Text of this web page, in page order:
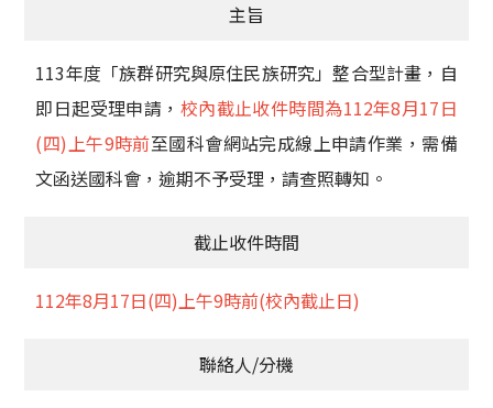
活動訊息
學術榮譽
其他
活動花絮
主旨
113年度「族群研究與原住民族研究」整合型計畫，自
即日起受理申請， 校內截止收件時間為112年8月17日
(四)上午9時前至國科會網站完成線上申請作業，需備
文函送國科會，逾期不予受理，請查照轉知。
截止收件時間
112年8月17日(四)上午9時前(校內截止日)
聯絡人/分機